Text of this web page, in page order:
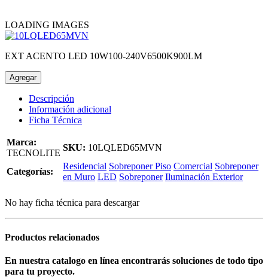
LOADING IMAGES
EXT ACENTO LED 10W100-240V6500K900LM
Agregar
Descripción
Información adicional
Ficha Técnica
Marca:
TECNOLITE
SKU: 10LQLED65MVN
Categorías:
Residencial Sobreponer Piso Comercial Sobreponer
en Muro LED Sobreponer Iluminación Exterior
No hay ficha técnica para descargar
Productos relacionados
En nuestra catalogo en línea encontrarás soluciones de todo tipo
para tu proyecto.